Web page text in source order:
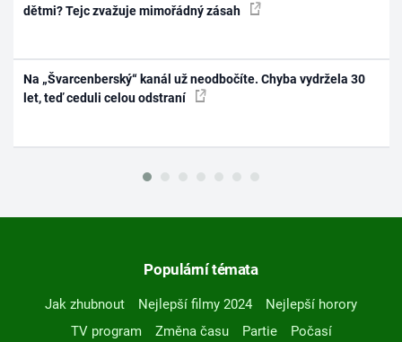
dětmi? Tejc zvažuje mimořádný zásah
Na „Švarcenberský“ kanál už neodbočíte. Chyba vydržela 30
let, teď ceduli celou odstraní
Populární témata
Jak zhubnout Nejlepší filmy 2024
Nejlepší horory
TV program
Změna času Partie
Počasí